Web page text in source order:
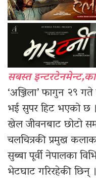
सबस्त
‘अञ्जिला’ फागुन २९
भई सुपर हिट भएको छ ।
खेल जीवनबाट छोटो
चलचित्रकी प्रमुख
सुब्बा पूर्वी नेपालका
भेटघाट गरिरहेकी छिन् ।